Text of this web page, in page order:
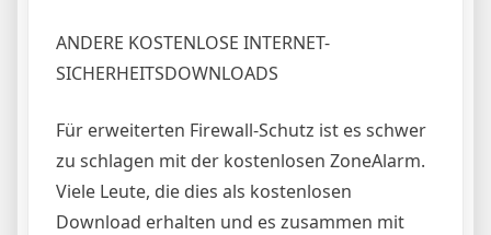
ANDERE KOSTENLOSE INTERNET-
SICHERHEITSDOWNLOADS
Für erweiterten Firewall-Schutz ist es schwer
zu schlagen mit der kostenlosen ZoneAlarm.
Viele Leute, die dies als kostenlosen
Download erhalten und es zusammen mit